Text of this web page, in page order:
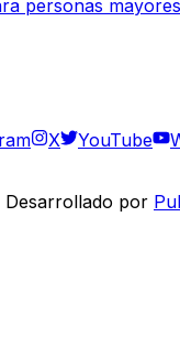
personas mayores
X YouTube
Desarrollado por